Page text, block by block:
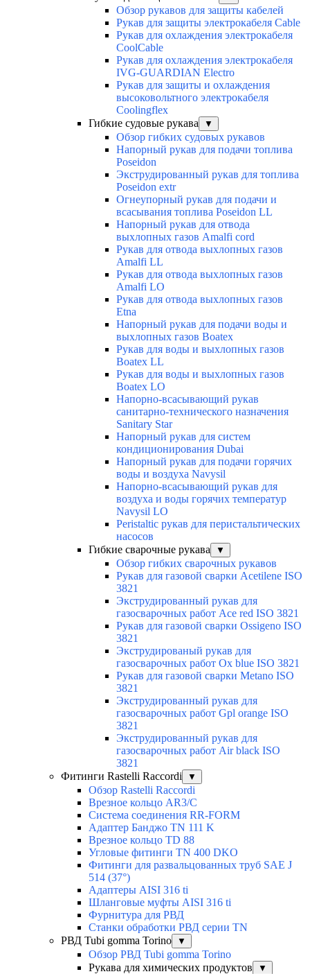
Обзор рукавов для защиты кабелей
Рукав для защиты электрокабеля Cable
Рукав для охлаждения электрокабеля
CoolCable
Рукав для охлаждения электрокабеля
IVG-GUARDIAN Electro
Рукав для защиты и охлаждения
высоковольтного электрокабеля
Coolingflex
Гибкие судовые рукава
▼
Обзор гибких судовых рукавов
Напорный рукав для подачи топлива
Poseidon
Экструдированный рукав для топлива
Poseidon extr
Огнеупорный рукав для подачи и
всасывания топлива Poseidon LL
Напорный рукав для отвода
выхлопных газов Amalfi cord
Рукав для отвода выхлопных газов
Amalfi LL
Рукав для отвода выхлопных газов
Amalfi LO
Рукав для отвода выхлопных газов
Etna
Напорный рукав для подачи воды и
выхлопных газов Boatex
Рукав для воды и выхлопных газов
Boatex LL
Рукав для воды и выхлопных газов
Boatex LO
Напорно-всасывающий рукав
санитарно-технического назначения
Sanitary Star
Напорный рукав для систем
кондиционирования Dubai
Напорный рукав для подачи горячих
воды и воздуха Navysil
Напорно-всасывающий рукав для
воздуха и воды горячих температур
Navysil LO
Peristaltic рукав для перистальтических
насосов
Гибкие сварочные рукава
▼
Обзор гибких сварочных рукавов
Рукав для газовой сварки Acetilene ISO
3821
Экструдированный рукав для
газосварочных работ Ace red ISO 3821
Рукав для газовой сварки Ossigeno ISO
3821
Экструдированый рукав для
газосварочных работ Ox blue ISO 3821
Рукав для газовой сварки Metano ISO
3821
Экструдированный рукав для
газосварочных работ Gpl orange ISO
3821
Экструдированный рукав для
газосварочных работ Air black ISO
3821
Фитинги Rastelli Raccordi
▼
Обзор Rastelli Raccordi
Врезное кольцо AR3/C
Система соединения RR-FORM
Адаптер Банджо TN 111 K
Врезное кольцо TD 88
Угловые фитинги TN 400 DKO
Фитинги для развальцованных труб SAE J
514 (37°)
Адаптеры AISI 316 ti
Шланговые муфты AISI 316 ti
Фурнитура для РВД
Станки обработки РВД серии TN
РВД Tubi gomma Torino
▼
Обзор РВД Tubi gomma Torino
Рукава для химических продуктов
▼